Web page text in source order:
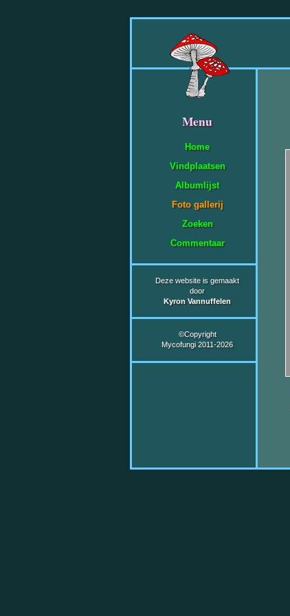
Menu
Home
Vindplaatsen
Albumlijst
Foto gallerij
Zoeken
Commentaar
Deze website is gemaakt
door
Kyron Vannuffelen
©Copyright
Mycofungi 2011-2026